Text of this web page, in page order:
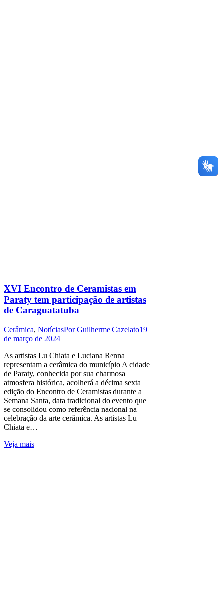
XVI Encontro de Ceramistas em
Paraty tem participação de artistas
de Caraguatatuba
Cerâmica, NotíciasPorGuilherme Cazelato19
de março de 2024
As artistas Lu Chiata e Luciana Renna
representam a cerâmica do município A cidade
de Paraty, conhecida por sua charmosa
atmosfera histórica, acolherá a décima sexta
edição do Encontro de Ceramistas durante a
Semana Santa, data tradicional do evento que
se consolidou como referência nacional na
celebração da arte cerâmica. As artistas Lu
Chiata e…
Veja mais